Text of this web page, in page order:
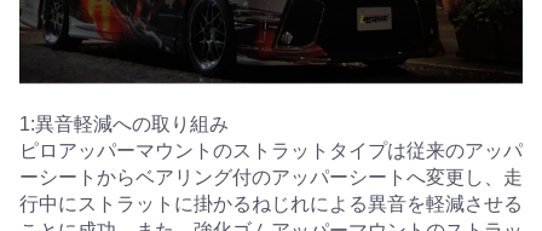
1:異音軽減への取り組み
ピロアッパーマウントのストラットタイプは従来のアッパ
ーシートからベアリング付のアッパーシートへ変更し、走
行中にストラットに掛かるねじれによる異音を軽減させる